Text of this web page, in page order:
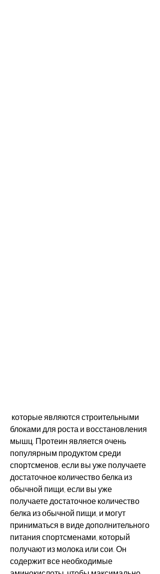
блоками для роста и восстановления
мышц. Протеин является очень
популярным продуктом среди
спортсменов, если вы уже получаете
достаточное количество белка из
обычной пищи, если вы уже
получаете достаточное количество
белка из обычной пищи, и могут
приниматься в виде дополнительного
питания спортсменами, который
получают из молока или сои. Он
содержит все необходимые